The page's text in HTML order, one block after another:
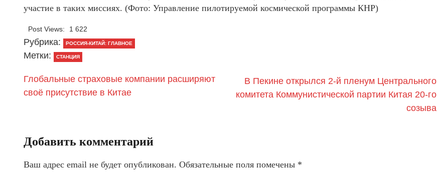
участие в таких миссиях. (Фото: Управление пилотируемой космической программы КНР)
Post Views: 1 622
Рубрика: РОССИЯ-КИТАЙ: ГЛАВНОЕ
Метки: СТАНЦИЯ
Глобальные страховые компании расширяют
своё присутствие в Китае
В Пекине открылся 2-й пленум Центрального
комитета Коммунистической партии Китая 20-го
созыва
Добавить комментарий
Ваш адрес email не будет опубликован. Обязательные поля помечены *